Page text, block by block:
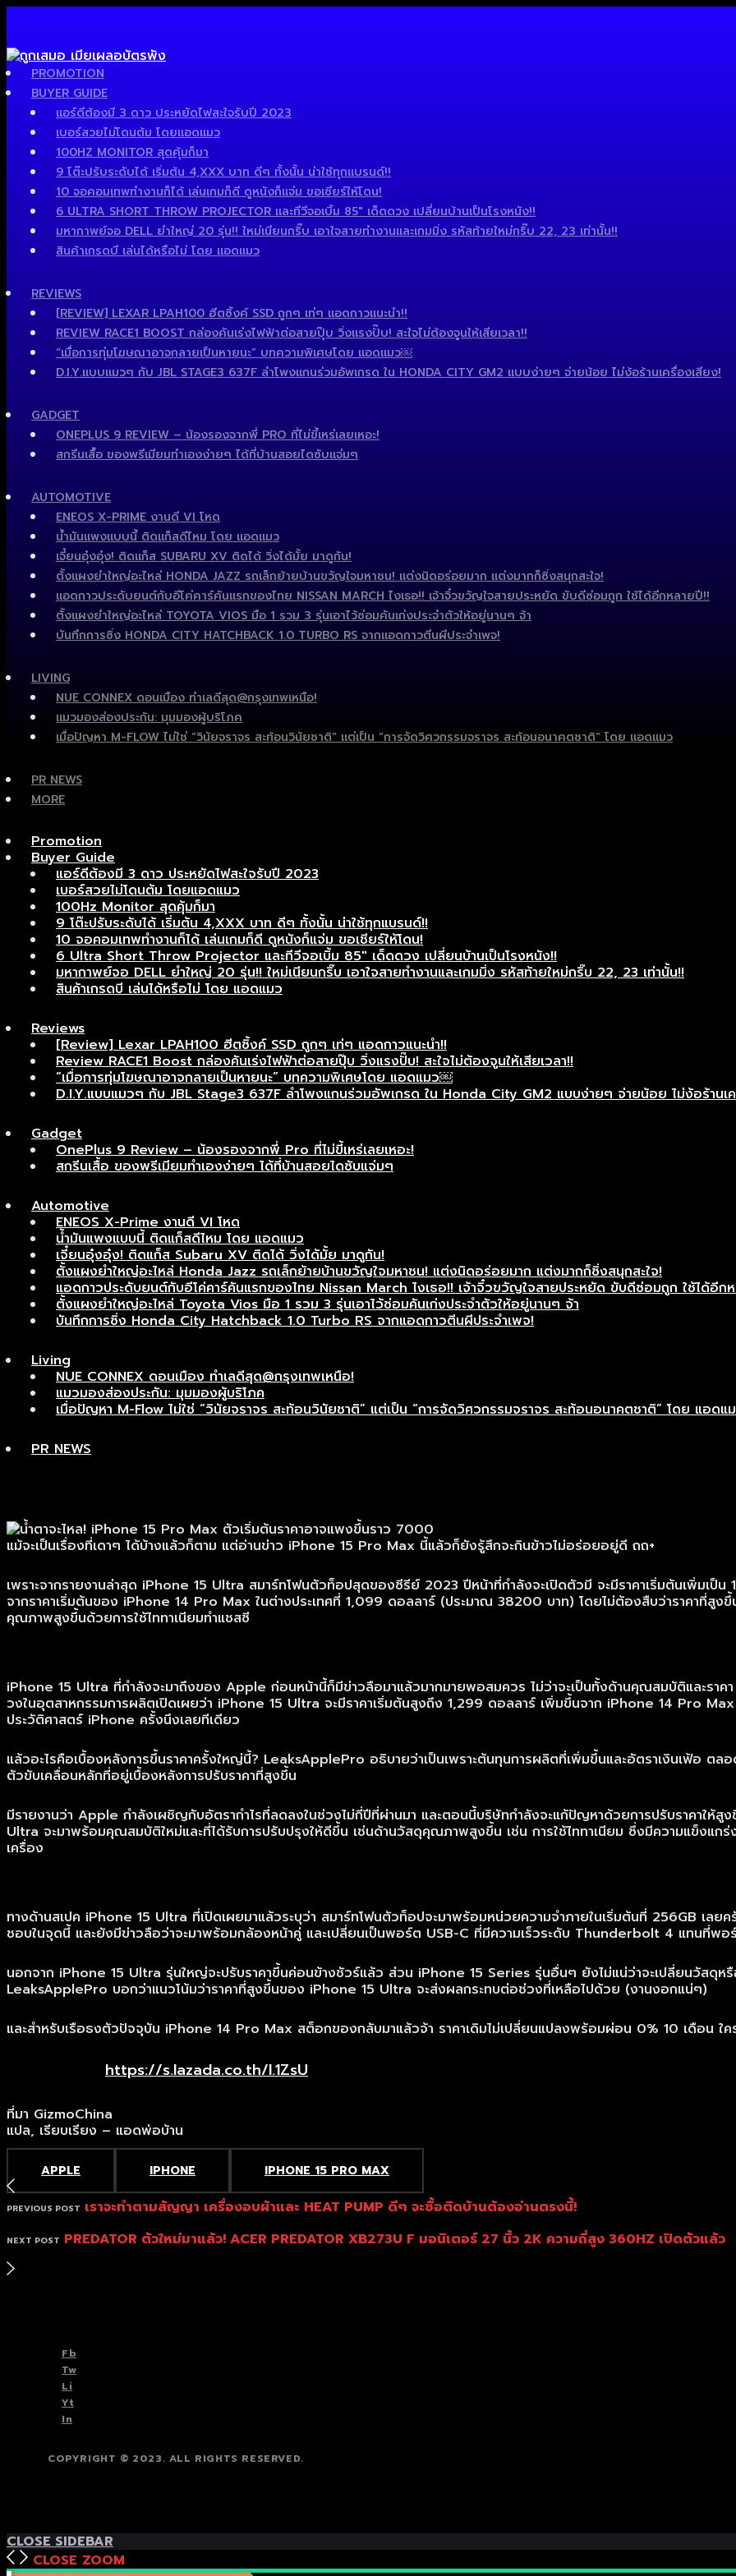
PROMOTION
BUYER GUIDE
แอร์ดีต้องมี 3 ดาว ประหยัดไฟสะใจรับปี 2023
เบอร์สวยไม่โดนต้ม โดยแอดแมว
100HZ MONITOR สุดคุ้มก็มา
9 โต๊ะปรับระดับได้ เริ่มต้น 4,XXX บาท ดีๆ ทั้งนั้น น่าใช้ทุกแบรนด์!!
10 จอคอมเทพทำงานก็ได้ เล่นเกมก็ดี ดูหนังก็แจ่ม ขอเชียร์ให้โดน!
6 ULTRA SHORT THROW PROJECTOR และทีวีจอเบิ้ม 85″ เด็ดดวง เปลี่ยนบ้านเป็นโรงหนัง!!
มหากาพย์จอ DELL ยำใหญ่ 20 รุ่น!! ใหม่เนียนกริ๊บ เอาใจสายทำงานและเกมมิ่ง รหัสท้ายใหม่กริ๊บ 22, 23 เท่านั้น!!
สินค้าเกรดบี เล่นได้หรือไม่ โดย แอดแมว
REVIEWS
[REVIEW] LEXAR LPAH100 ฮีตซิ้งค์ SSD ถูกๆ เท่ๆ แอดกาวแนะนำ!!
REVIEW RACE1 BOOST กล่องคันเร่งไฟฟ้าต่อสายปุ๊บ วิ่งแรงปั๊บ! สะใจไม่ต้องจูนให้เสียเวลา!!
“เมื่อการทุ่มโฆษณาอาจกลายเป็นหายนะ” บทความพิเศษโดย แอดแมว￼
D.I.Y.แบบแมวๆ กับ JBL STAGE3 637F ลำโพงแกนร่วมอัพเกรด ใน HONDA CITY GM2 แบบง่ายๆ จ่ายน้อย ไม่ง้อร้านเครื่องเสียง!
GADGET
ONEPLUS 9 REVIEW – น้องรองจากพี่ PRO ที่ไม่ขี้เหร่เลยเหอะ!
สกรีนเสื้อ ของพรีเมียมทำเองง่ายๆ ได้ที่บ้านสอยไดซับแจ่มๆ
AUTOMOTIVE
ENEOS X-PRIME งานดี VI โหด
น้ำมันแพงแบบนี้ ติดแก็สดีไหม โดย แอดแมว
เจี๋ยนอุ๋งอุ๋ง! ติดแก็ส SUBARU XV ติดได้ วิ่งได้มั้ย มาดูกัน!
ตั้งแผงยำใหญ่อะไหล่ HONDA JAZZ รถเล็กย้ายบ้านขวัญใจมหาชน! แต่งนิดอร่อยมาก แต่งมากก็ซิ่งสนุกสะใจ!
แอดกาวประดับยนต์กับอีโค่คาร์คันแรกของไทย NISSAN MARCH ไงเธอ!! เจ้าจิ๋วขวัญใจสายประหยัด ขับดีซ่อมถูก ใช้ได้อีกหลายปี!!
ตั้งแผงยำใหญ่อะไหล่ TOYOTA VIOS มือ 1 รวม 3 รุ่นเอาไว้ซ่อมคันเก่งประจำตัวให้อยู่นานๆ จ้า
บันทึกการซิ่ง HONDA CITY HATCHBACK 1.0 TURBO RS จากแอดกาวตีนผีประจำเพจ!
LIVING
NUE CONNEX ดอนเมือง ทำเลดีสุด@กรุงเทพเหนือ!
แมวมองส่องประกัน: มุมมองผู้บริโภค
เมื่อปัญหา M-FLOW ไม่ใช่ “วินัยจราจร สะท้อนวินัยชาติ” แต่เป็น “การจัดวิศวกรรมจราจร สะท้อนอนาคตชาติ” โดย แอดแมว
PR NEWS
MORE
Promotion
Buyer Guide
แอร์ดีต้องมี 3 ดาว ประหยัดไฟสะใจรับปี 2023
เบอร์สวยไม่โดนต้ม โดยแอดแมว
100Hz Monitor สุดคุ้มก็มา
9 โต๊ะปรับระดับได้ เริ่มต้น 4,XXX บาท ดีๆ ทั้งนั้น น่าใช้ทุกแบรนด์!!
10 จอคอมเทพทำงานก็ได้ เล่นเกมก็ดี ดูหนังก็แจ่ม ขอเชียร์ให้โดน!
6 Ultra Short Throw Projector และทีวีจอเบิ้ม 85″ เด็ดดวง เปลี่ยนบ้านเป็นโรงหนัง!!
มหากาพย์จอ DELL ยำใหญ่ 20 รุ่น!! ใหม่เนียนกริ๊บ เอาใจสายทำงานและเกมมิ่ง รหัสท้ายใหม่กริ๊บ 22, 23 เท่านั้น!!
สินค้าเกรดบี เล่นได้หรือไม่ โดย แอดแมว
Reviews
[Review] Lexar LPAH100 ฮีตซิ้งค์ SSD ถูกๆ เท่ๆ แอดกาวแนะนำ!!
Review RACE1 Boost กล่องคันเร่งไฟฟ้าต่อสายปุ๊บ วิ่งแรงปั๊บ! สะใจไม่ต้องจูนให้เสียเวลา!!
“เมื่อการทุ่มโฆษณาอาจกลายเป็นหายนะ” บทความพิเศษโดย แอดแมว￼
D.I.Y.แบบแมวๆ กับ JBL Stage3 637F ลำโพงแกนร่วมอัพเกรด ใน Honda City GM2 แบบง่ายๆ จ่ายน้อย ไม่ง้อร้านเ
Gadget
OnePlus 9 Review – น้องรองจากพี่ Pro ที่ไม่ขี้เหร่เลยเหอะ!
สกรีนเสื้อ ของพรีเมียมทำเองง่ายๆ ได้ที่บ้านสอยไดซับแจ่มๆ
Automotive
ENEOS X-Prime งานดี VI โหด
น้ำมันแพงแบบนี้ ติดแก็สดีไหม โดย แอดแมว
เจี๋ยนอุ๋งอุ๋ง! ติดแก็ส Subaru XV ติดได้ วิ่งได้มั้ย มาดูกัน!
ตั้งแผงยำใหญ่อะไหล่ Honda Jazz รถเล็กย้ายบ้านขวัญใจมหาชน! แต่งนิดอร่อยมาก แต่งมากก็ซิ่งสนุกสะใจ!
แอดกาวประดับยนต์กับอีโค่คาร์คันแรกของไทย Nissan March ไงเธอ!! เจ้าจิ๋วขวัญใจสายประหยัด ขับดีซ่อมถูก ใช้ได้อีก
ตั้งแผงยำใหญ่อะไหล่ Toyota Vios มือ 1 รวม 3 รุ่นเอาไว้ซ่อมคันเก่งประจำตัวให้อยู่นานๆ จ้า
บันทึกการซิ่ง Honda City Hatchback 1.0 Turbo RS จากแอดกาวตีนผีประจำเพจ!
Living
NUE CONNEX ดอนเมือง ทำเลดีสุด@กรุงเทพเหนือ!
แมวมองส่องประกัน: มุมมองผู้บริโภค
เมื่อปัญหา M-Flow ไม่ใช่ “วินัยจราจร สะท้อนวินัยชาติ” แต่เป็น “การจัดวิศวกรรมจราจร สะท้อนอนาคตชาติ” โดย แอดแ
PR NEWS
แม้จะเป็นเรื่องที่เดาๆ ได้บ้างแล้วก็ตาม แต่อ่านข่าว iPhone 15 Pro Max นี้แล้วก็ยังรู้สึกจะกินข้าวไม่อร่อยอยู่ดี ถถ+
เพราะจากรายงานล่าสุด iPhone 15 Ultra สมาร์ทโฟนตัวท็อปสุดของซีรีย์ 2023 ปีหน้าที่กำลังจะเปิดตัวมี จะมีราคาเริ่มต้นเพิ่มเ
จากราคาเริ่มต้นของ iPhone 14 Pro Max ในต่างประเทศที่ 1,099 ดอลลาร์ (ประมาณ 38200 บาท) โดยไม่ต้องสืบว่าราคาที่สูง
คุณภาพสูงขึ้นด้วยการใช้ไททาเนียมทำแชสซี
iPhone 15 Ultra ที่กำลังจะมาถึงของ Apple ก่อนหน้านี้ก็มีข่าวลือมาแล้วมากมายพอสมควร ไม่ว่าจะเป็นทั้งด้านคุณสมบัติและรา
วงในอุตสาหกรรมการผลิตเปิดเผยว่า iPhone 15 Ultra จะมีราคาเริ่มต้นสูงถึง 1,299 ดอลลาร์ เพิ่มขึ้นจาก iPhone 14 Pro
ประวัติศาสตร์ iPhone ครั้งนึงเลยทีเดียว
แล้วอะไรคือเบื้องหลังการขึ้นราคาครั้งใหญ่นี้? LeaksApplePro อธิบายว่าเป็นเพราะต้นทุนการผลิตที่เพิ่มขึ้นและอัตราเงินเฟ้อ ตล
ตัวขับเคลื่อนหลักที่อยู่เบื้องหลังการปรับราคาที่สูงขึ้น
มีรายงานว่า Apple กำลังเผชิญกับอัตรากำไรที่ลดลงในช่วงไม่กี่ปีที่ผ่านมา และตอนนี้บริษัทกำลังจะแก้ปัญหาด้วยการปรับราคาให้สู
Ultra จะมาพร้อมคุณสมบัติใหม่และที่ได้รับการปรับปรุงให้ดีขึ้น เช่นด้านวัสดุคุณภาพสูงขึ้น เช่น การใช้ไททาเนียม ซึ่งมีความแข็งแก
เครื่อง
ทางด้านสเปค iPhone 15 Ultra ที่เปิดเผยมาแล้วระบุว่า สมาร์ทโฟนตัวท็อปจะมาพร้อมหน่วยความจำภายในเริ่มต้นที่ 256GB เลย
ชอบในจุดนี้ และยังมีข่าวลือว่าจะมาพร้อมกล้องหน้าคู่ และเปลี่ยนเป็นพอร์ต USB-C ที่มีความเร็วระดับ Thunderbolt 4 แทนที่พอ
นอกจาก iPhone 15 Ultra รุ่นใหญ่จะปรับราคาขึ้นค่อนข้างชัวร์แล้ว ส่วน iPhone 15 Series รุ่นอื่นๆ ยังไม่แน่ว่าจะเปลี่ยนวัสดุห
LeaksApplePro บอกว่าแนวโน้มว่าราคาที่สูงขึ้นของ iPhone 15 Ultra จะส่งผลกระทบต่อช่วงที่เหลือไปด้วย (งานงอกแน่ๆ)
และสำหรับเรือธงตัวปัจจุบัน iPhone 14 Pro Max สต็อกของกลับมาแล้วจ้า ราคาเดิมไม่เปลี่ยนแปลงพร้อมผ่อน 0% 10 เดือน ใค
https://s.lazada.co.th/l.1ZsU
ที่มา GizmoChina
แปล, เรียบเรียง – แอดพ่อบ้าน
APPLE IPHONE IPHONE 15 PRO MAX
PREVIOUS POST เราจะทำตามสัญญา เครื่องอบผ้าและ HEAT PUMP ดีๆ จะซื้อติดบ้านต้องอ่านตรงนี้!
NEXT POST PREDATOR ตัวใหม่มาแล้ว! ACER PREDATOR XB273U F มอนิเตอร์ 27 นิ้ว 2K ความถี่สูง 360HZ เปิดตัวแล้ว
Fb
Tw
Li
Yt
In
COPYRIGHT © 2023. ALL RIGHTS RESERVED.
CLOSE SIDEBAR
CLOSE ZOOM